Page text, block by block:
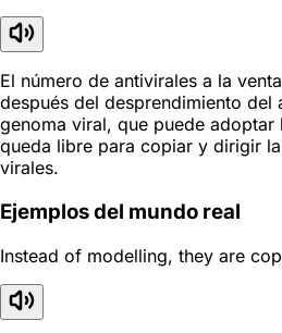
El número de antivirales a la
después del desprendimiento del
genoma viral, que puede adoptar
queda libre para copiar y dirigir
virales.
Ejemplos del mundo real
Instead of modelling, they are